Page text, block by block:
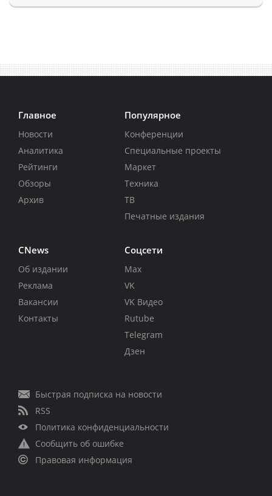
Главное
Новости
Аналитика
Рейтинги
Обзоры
Архив
Популярное
Конференции
Специальные проекты
Маркет
Техника
ТВ
Печатные издания
CNews
Об издании
Реклама
Вакансии
Контакты
Соцсети
Max
VK
VK Видео
Rutube
Telegram
Дзен
Быстрая подписка на новости
RSS
Политика конфиденциальности
Сообщить об ошибке
Правовая информация